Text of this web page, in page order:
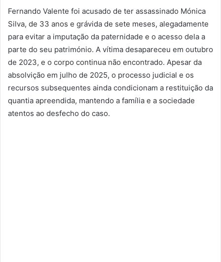
Fernando Valente foi acusado de ter assassinado Mónica
Silva, de 33 anos e grávida de sete meses, alegadamente
para evitar a imputação da paternidade e o acesso dela a
parte do seu património. A vítima desapareceu em outubro
de 2023, e o corpo continua não encontrado. Apesar da
absolvição em julho de 2025, o processo judicial e os
recursos subsequentes ainda condicionam a restituição da
quantia apreendida, mantendo a família e a sociedade
atentos ao desfecho do caso.